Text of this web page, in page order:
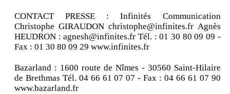
CONTACT PRESSE : Infinités Communication
Christophe GIRAUDON christophe@infinites.fr Agnès
HEUDRON : agnesh@infinites.fr Tél. : 01 30 80 09 09 -
Fax : 01 30 80 09 29 www.infinites.fr
Bazarland : 1600 route de Nîmes - 30560 Saint-Hilaire
de Brethmas Tél. 04 66 61 07 07 - Fax : 04 66 61 07 90
www.bazarland.fr